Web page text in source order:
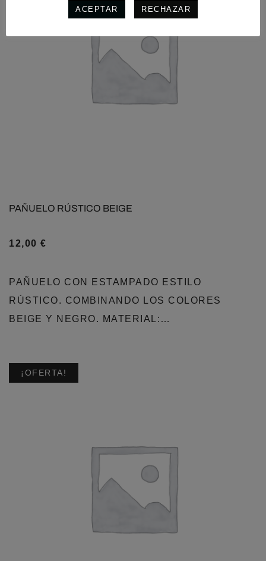
PAÑUELO RÚSTICO BEIGE
12,00 €
PAÑUELO CON ESTAMPADO ESTILO
RÚSTICO. COMBINANDO LOS COLORES
BEIGE Y NEGRO. MATERIAL:…
¡OFERTA!
ACEPTAR RECHAZAR